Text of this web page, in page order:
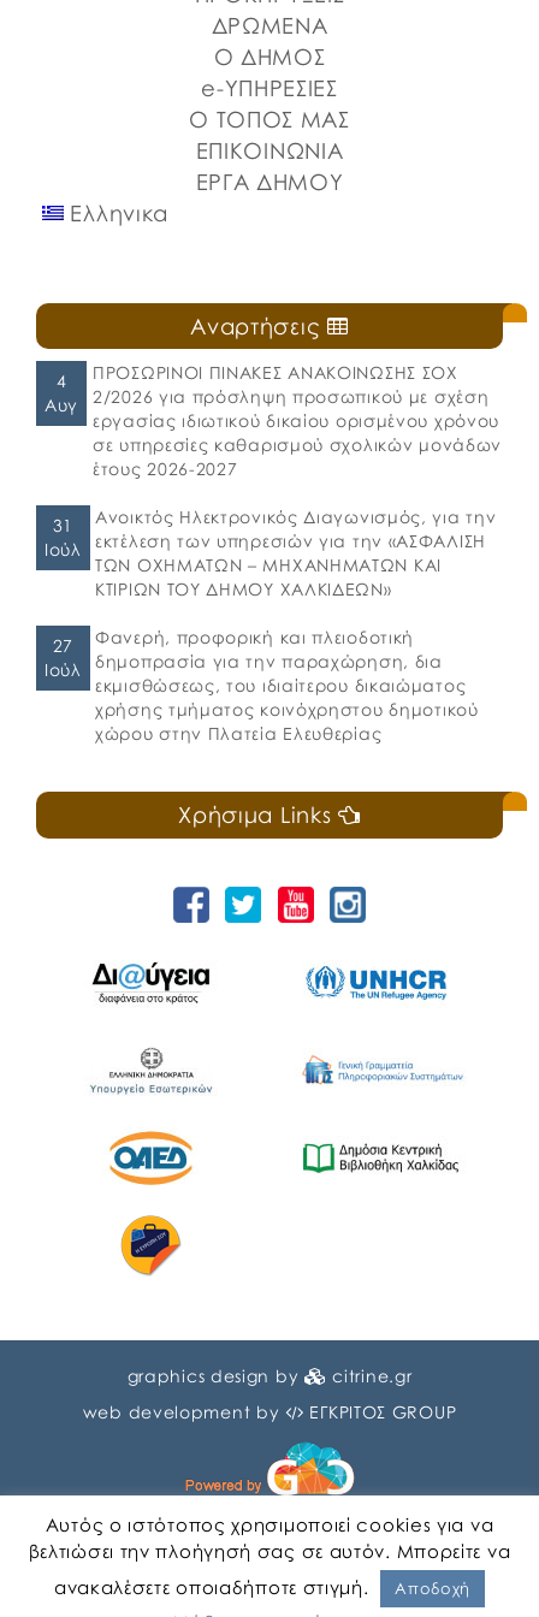
Λιμένων Ν. Εύβοιας και του Επιμελητηρίου Εύβοιας.
⚓️Η επίσημη έναρξη πραγματοποιήθηκε με την
ΔΡΩΜΕΝΑ
Ο ΔΗΜΟΣ
e-ΥΠΗΡΕΣΙΕΣ
Ο ΤΟΠΟΣ ΜΑΣ
ΕΠΙΚΟΙΝΩΝΙΑ
ΕΡΓΑ ΔΗΜΟΥ
Ελληνικα
Αναρτήσεις
4
Αυγ
ΠΡΟΣΩΡΙΝΟΙ ΠΙΝΑΚΕΣ ΑΝΑΚΟΙΝΩΣΗΣ ΣΟΧ
2/2026 για πρόσληψη προσωπικού με σχέση
εργασίας ιδιωτικού δικαίου ορισμένου χρόνου
σε υπηρεσίες καθαρισμού σχολικών μονάδων
έτους 2026-2027
31
Ιούλ
Ανοικτός Ηλεκτρονικός Διαγωνισμός, για την
εκτέλεση των υπηρεσιών για την «ΑΣΦΑΛΙΣΗ
ΤΩΝ ΟΧΗΜΑΤΩΝ – ΜΗΧΑΝΗΜΑΤΩΝ ΚΑΙ
ΚΤΙΡΙΩΝ ΤΟΥ ΔΗΜΟΥ ΧΑΛΚΙΔΕΩΝ»
27
Ιούλ
Φανερή, προφορική και πλειοδοτική
δημοπρασία για την παραχώρηση, δια
εκμισθώσεως, του ιδιαίτερου δικαιώματος
χρήσης τμήματος κοινόχρηστου δημοτικού
χώρου στην Πλατεία Ελευθερίας
Χρήσιμα Links
graphics design by
citrine.gr
web development by
ΕΓΚΡΙΤΟΣ GROUP
Αυτός ο ιστότοπος χρησιμοποιεί cookies για να
βελτιώσει την πλοήγησή σας σε αυτόν. Μπορείτε να
ανακαλέσετε οποιαδήποτε στιγμή.
Αποδοχή
Αγγλικα Ελληνικα